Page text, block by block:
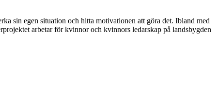
sin egen situation och hitta motivationen att göra det. Ibland med
arbetar för kvinnor och kvinnors ledarskap på landsbygden